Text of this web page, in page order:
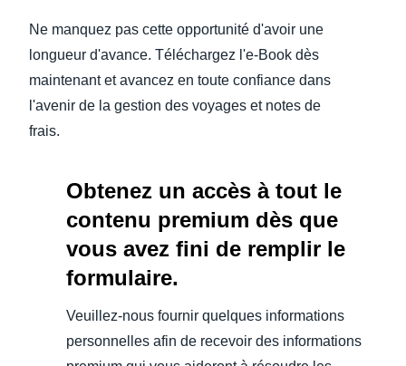
Ne manquez pas cette opportunité d'avoir une
longueur d'avance. Téléchargez l'e-Book dès
maintenant et avancez en toute confiance dans
l'avenir de la gestion des voyages et notes de
frais.
Obtenez un accès à tout le
contenu premium dès que
vous avez fini de remplir le
formulaire.
Veuillez-nous fournir quelques informations
personnelles afin de recevoir des informations